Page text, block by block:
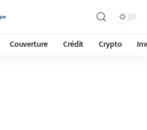
Couverture Crédit Crypto